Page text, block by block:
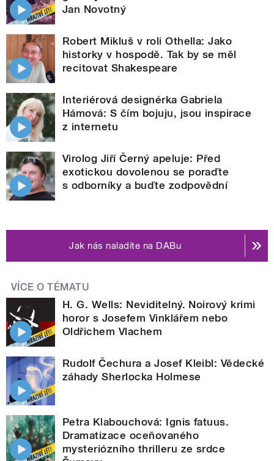
Jan Novotný
Robert Mikluš v roli Othella: Jako
historky v hospodě. Tak by se měl
recitovat Shakespeare
Interiérová designérka Gabriela
Hámová: S čím bojuju, jsou inspirace
z internetu
Virolog Jiří Černý apeluje: Před
exotickou dovolenou se poraďte
s odborníky a buďte zodpovědní
Jak nás naladíte na DABu
VÍCE O TÉMATU
H. G. Wells: Neviditelný. Noirový krimi
horor s Josefem Vinklářem nebo
Oldřichem Vlachem
Rudolf Čechura a Josef Kleibl: Vědecké
záhady Sherlocka Holmese
Petra Klabouchová: Ignis fatuus.
Dramatizace oceňovaného
mysteriózního thrilleru ze srdce